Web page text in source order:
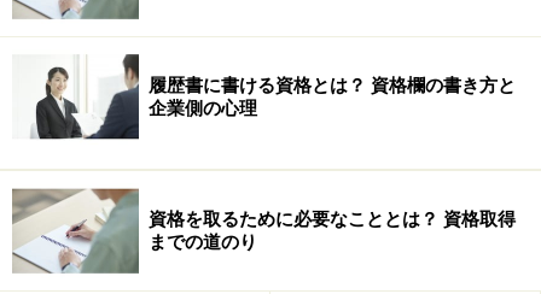
履歴書に書ける資格とは？ 資格欄の書き方と
企業側の心理
資格を取るために必要なこととは？ 資格取得
までの道のり